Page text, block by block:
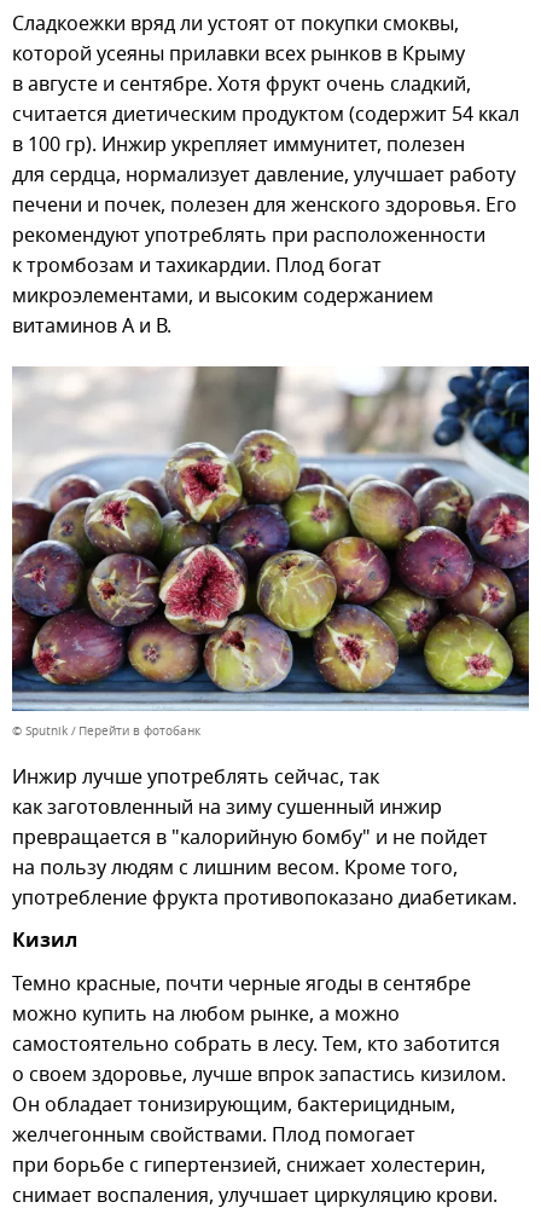
Сладкоежки вряд ли устоят от покупки смоквы,
которой усеяны прилавки всех рынков в Крыму
в августе и сентябре. Хотя фрукт очень сладкий,
считается диетическим продуктом (содержит 54 ккал
в 100 гр). Инжир укрепляет иммунитет, полезен
для сердца, нормализует давление, улучшает работу
печени и почек, полезен для женского здоровья. Его
рекомендуют употреблять при расположенности
к тромбозам и тахикардии. Плод богат
микроэлементами, и высоким содержанием
витаминов А и В.
© Sputnik Перейти в фотобанк
Инжир лучше употреблять сейчас, так
как заготовленный на зиму сушенный инжир
превращается в "калорийную бомбу" и не пойдет
на пользу людям с лишним весом. Кроме того,
употребление фрукта противопоказано диабетикам.
Кизил
Темно красные, почти черные ягоды в сентябре
можно купить на любом рынке, а можно
самостоятельно собрать в лесу. Тем, кто заботится
о своем здоровье, лучше впрок запастись кизилом.
Он обладает тонизирующим, бактерицидным,
желчегонным свойствами. Плод помогает
при борьбе с гипертензией, снижает холестерин,
снимает воспаления, улучшает циркуляцию крови.